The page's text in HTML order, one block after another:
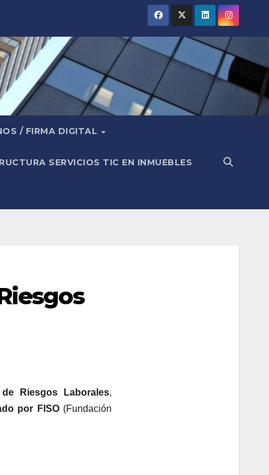
/ FIRMA DIGITAL
SERVICIOS TIC EN INMUEBLES
Riesgos Laborales,
por FISO(Fundación